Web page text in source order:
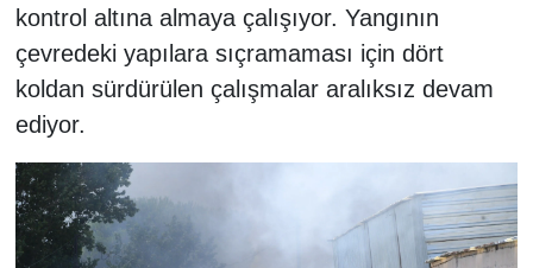
kontrol altına almaya çalışıyor. Yangının
çevredeki yapılara sıçramaması için dört
koldan sürdürülen çalışmalar aralıksız devam
ediyor.